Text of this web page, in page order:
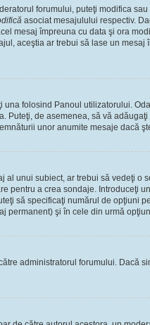
forumului, puteţi modifica
asociat mesajulului respectiv.
mesaj împreuna cu data şi ora
aceştia ar trebui să lase un
una folosind Panoul utilizatorului.
Puteţi, de asemenea, să vă
unor anumite mesaje dacă
al unui subiect, ar trebui să vedeţi o
pentru a crea sondaje. Introduceţi
să specificaţi numărul de opţiuni
permanent) şi în cele din urmă
administratorul forumului. Dacă